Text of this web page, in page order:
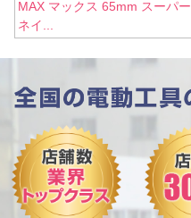
MAX マックス 65mm スーパー
ネイ...